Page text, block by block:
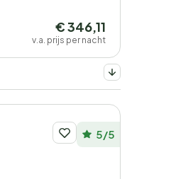
€ 346,11
v.a. prijs per nacht
5/5